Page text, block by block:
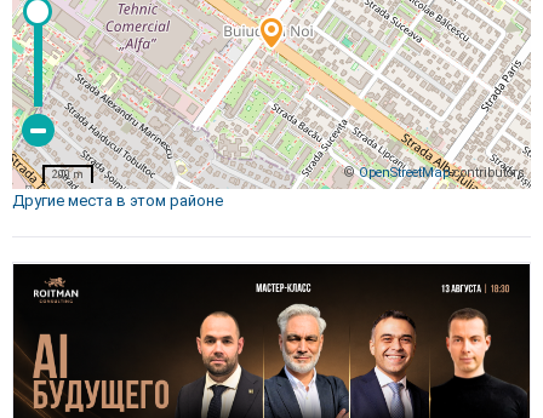
©OpenStreetMapcontributors
200 m
Другие места в этом районе